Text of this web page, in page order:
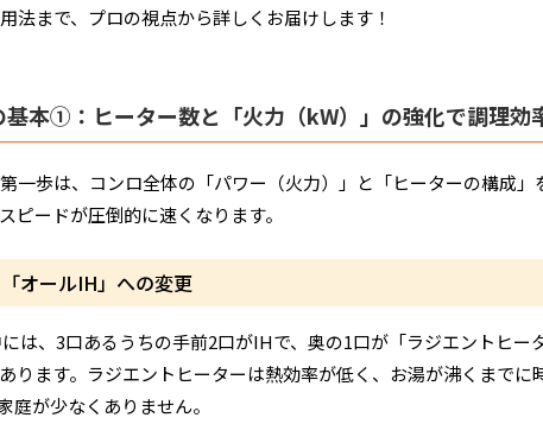
法まで、プロの視点から詳しくお届けします！
本①：ヒーター数と「火力（kW）」の強化で調理効
一歩は、コンロ全体の「パワー（火力）」と「ヒーターの構成
ピードが圧倒的に速くなります。
オールIH」への変更
は、3口あるうちの手前2口がIHで、奥の1口が「ラジエントヒー
ります。ラジエントヒーターは熱効率が低く、お湯が沸くまで
庭が少なくありません。